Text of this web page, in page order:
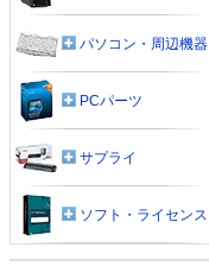
パソコン・周辺機器
PCパーツ
サプライ
ソフト・ライセンス